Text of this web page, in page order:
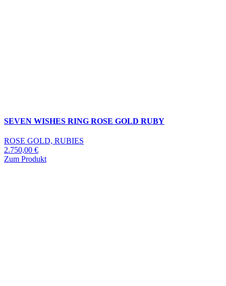
SEVEN WISHES RING ROSE GOLD RUBY
ROSE GOLD, RUBIES
2.750,00 €
Zum Produkt